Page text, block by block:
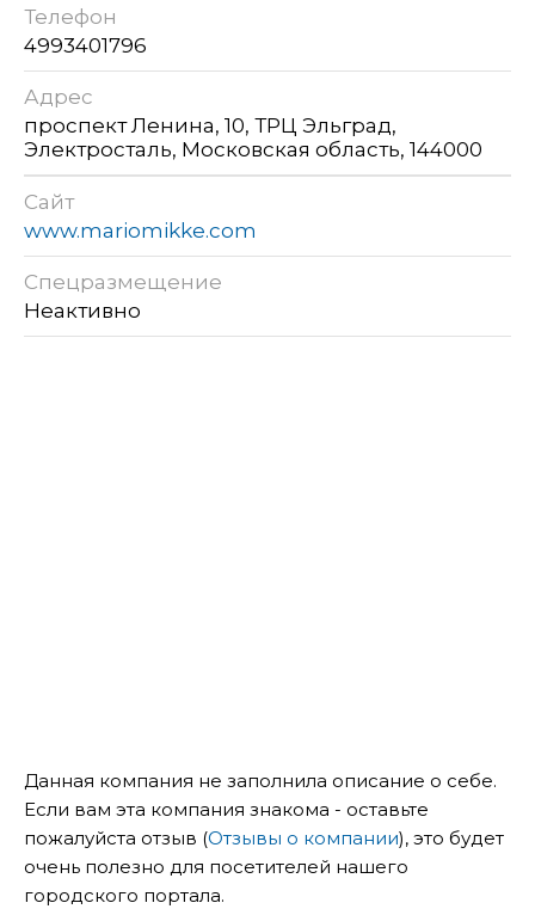
Телефон
4993401796
Адрес
проспект Ленина, 10, ТРЦ Эльград,
Электросталь, Московская область, 144000
Сайт
www.mariomikke.com
Спецразмещение
Неактивно
Данная компания не заполнила описание о себе.
Если вам эта компания знакома - оставьте
пожалуйста отзыв (Отзывы о компании), это будет
очень полезно для посетителей нашего
городского портала.